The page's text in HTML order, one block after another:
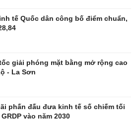
Giá vàng
Giá cà phê
Pickleball
Bóng đá quốc tế
tế Quốc dân công bố điểm chuẩn,
giải phóng mặt bằng mở rộng cao
- La Sơn
phấn đấu đưa kinh tế số chiếm tối
vào năm 2030